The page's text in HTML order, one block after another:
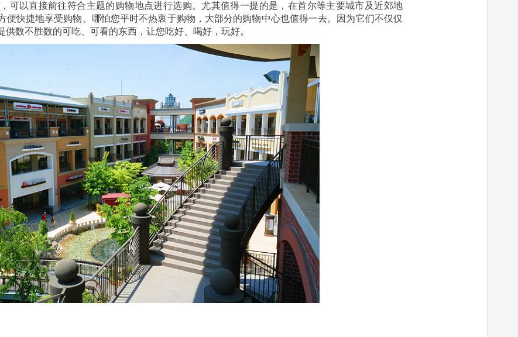
可以直接前往符合主题的购物地点进行选购。尤其值得一提的是，在首尔等主要城市及近郊地
便快捷地享受购物。哪怕您平时不热衷于购物，大部分的购物中心也值得一去。因为它们不仅仅
数不胜数的可吃、可看的东西，让您吃好、喝好，玩好。